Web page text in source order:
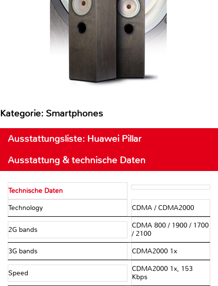
Kategorie: Smartphones
Ausstattungsliste: Huawei Pillar
Ausstattung & technische Daten
Technische Daten
Technology CDMA / CDMA2000
2G bands
CDMA 800 / 1900 / 1700
/ 2100
3G bands CDMA2000 1x
Speed
CDMA2000 1x, 153
Kbps